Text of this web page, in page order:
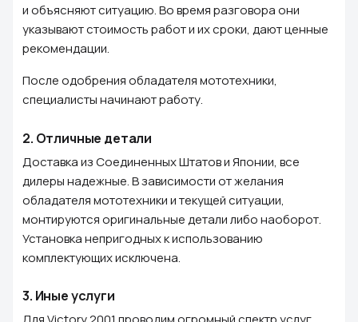
и объясняют ситуацию. Во время разговора они
указывают стоимость работ и их сроки, дают ценные
рекомендации.
После одобрения обладателя мототехники,
специалисты начинают работу.
2. Отличные детали
Доставка из Соединенных Штатов и Японии, все
дилеры надежные. В зависимости от желания
обладателя мототехники и текущей ситуации,
монтируются оригинальные детали либо наоборот.
Установка непригодных к использованию
комплектующих исключена.
3. Иные услуги